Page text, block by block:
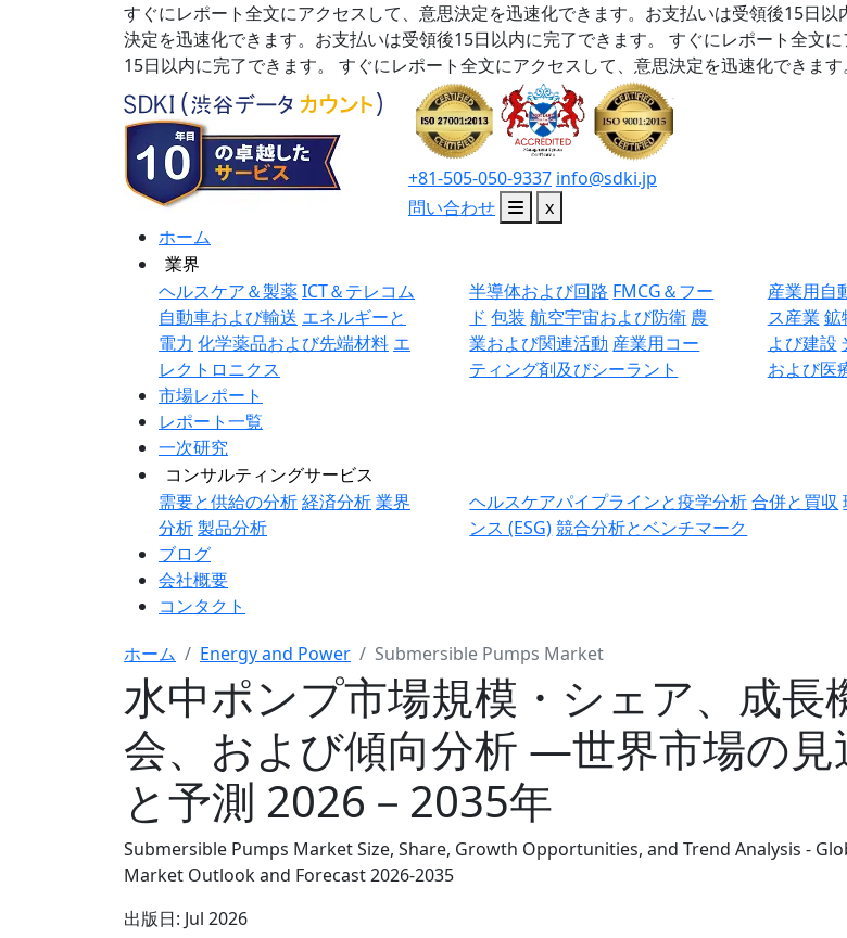
すぐにレポート全文にアクセスして、意思決定を迅速化できます。お支払いは受領後15日以
決定を迅速化できます。お支払いは受領後15日以内に完了できます。
すぐにレポート全文
15日以内に完了できます。
すぐにレポート全文にアクセスして、意思決定を迅速化できま
+81-505-050-9337 info@sdki.jp
問い合わせ
x
ホーム
業界
ヘルスケア＆製薬ICT＆テレコム
自動車および輸送 エネルギーと
電力 化学薬品および先端材料 エ
レクトロニクス
半導体および回路 FMCG＆フー
ド 包装 航空宇宙および防衛 農
業および関連活動 産業用コー
ティング剤及びシーラント
産業用自
ス産業 鉱
よび建設
および医
市場レポート
レポート一覧
一次研究
コンサルティングサービス
需要と供給の分析経済分析業界
分析製品分析
ヘルスケアパイプラインと疫学分析合併と買収
ンス (ESG)競合分析とベンチマーク
ブログ
会社概要
コンタクト
ホーム Energy and Power Submersible Pumps Market
水中ポンプ市場規模・シェア、成長
会、および傾向分析 ―世界市場の見
と予測 2026－2035年
Submersible Pumps Market Size, Share, Growth Opportunities, and Trend Analysis -
Market Outlook and Forecast 2026-2035
出版日: Jul 2026